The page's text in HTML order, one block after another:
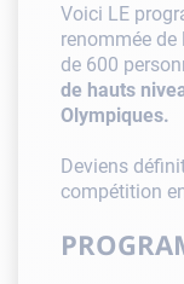
Voici LE
renommée
de 600
de hauts
Olympiques.
Deviens
compétition